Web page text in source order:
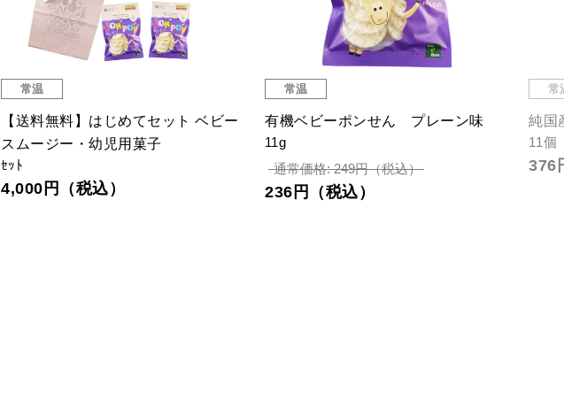
常温
タカナシ 有機オレンジ
125ｍｌ
150円（税込）
常温
12ヶ月からのぱくぱくセット チキ
ンライス＆野菜のお出汁煮
170g
通常価格: 646円（税込）
常
マ
1枚